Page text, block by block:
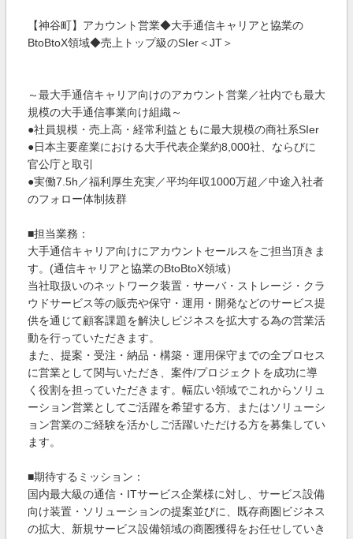
【神谷町】アカウント営業◆大手通信キャリアと協業の
BtoBtoX領域◆売上トップ級のSIer＜JT＞
～最大手通信キャリア向けのアカウント営業／社内でも最大
規模の大手通信事業向け組織～
●社員規模・売上高・経常利益ともに最大規模の商社系SIer
●日本主要産業における大手代表企業約8,000社、ならびに
官公庁と取引
●実働7.5h／福利厚生充実／平均年収1000万超／中途入社者
のフォロー体制抜群
■担当業務：
大手通信キャリア向けにアカウントセールスをご担当頂きま
す。(通信キャリアと協業のBtoBtoX領域）
当社取扱いのネットワーク装置・サーバ・ストレージ・クラ
ウドサービス等の販売や保守・運用・開発などのサービス提
供を通じて顧客課題を解決しビジネスを拡大する為の営業活
動を行っていただきます。
また、提案・受注・納品・構築・運用保守までの全プロセス
に営業として関与いただき、案件/プロジェクトを成功に導
く役割を担っていただきます。幅広い領域でこれからソリュ
ーション営業としてご活躍を希望する方、またはソリューシ
ョン営業のご経験を活かしご活躍いただける方を募集してい
ます。
■期待するミッション：
国内最大級の通信・ITサービス企業様に対し、サービス設備
向け装置・ソリューションの提案並びに、既存商圏ビジネス
の拡大、新規サービス設備領域の商圏獲得をお任せしていき